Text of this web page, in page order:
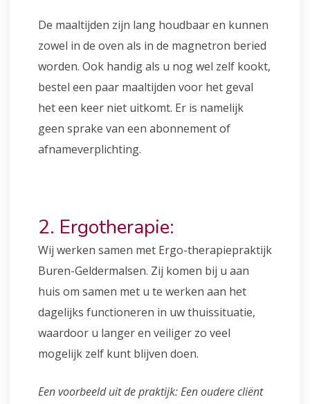
De maaltijden zijn lang houdbaar en kunnen
zowel in de oven als in de magnetron beried
worden. Ook handig als u nog wel zelf kookt,
bestel een paar maaltijden voor het geval
het een keer niet uitkomt. Er is namelijk
geen sprake van een abonnement of
afnameverplichting.
2. Ergotherapie:
Wij werken samen met Ergo-therapiepraktijk
Buren-Geldermalsen. Zij komen bij u aan
huis om samen met u te werken aan het
dagelijks functioneren in uw thuissituatie,
waardoor u langer en veiliger zo veel
mogelijk zelf kunt blijven doen.
Een voorbeeld uit de praktijk: Een oudere cliënt